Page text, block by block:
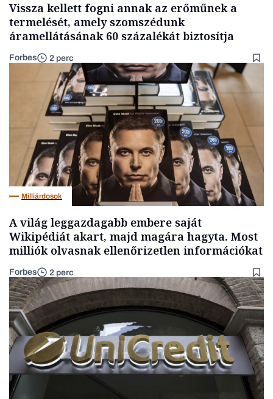
Vissza kellett fogni annak az erőműnek a
termelését, amely szomszédunk
áramellátásának 60 százalékát biztosítja
Forbes 2 perc
Milliárdosok
A világ leggazdagabb embere saját
Wikipédiát akart, majd magára hagyta. Most
milliók olvasnak ellenőrizetlen információkat
Forbes 2 perc